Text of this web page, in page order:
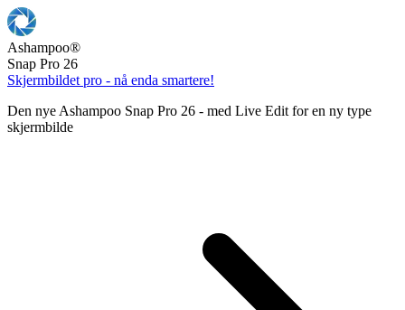
Ashampoo®
Snap Pro 26
Skjermbildet pro - nå enda smartere!
Den nye Ashampoo Snap Pro 26 - med Live Edit for en ny type
skjermbilde